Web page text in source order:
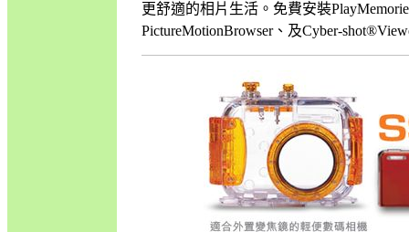
更舒適的相片生活。免費安裝
PictureMotionBrowser、及Cyber-